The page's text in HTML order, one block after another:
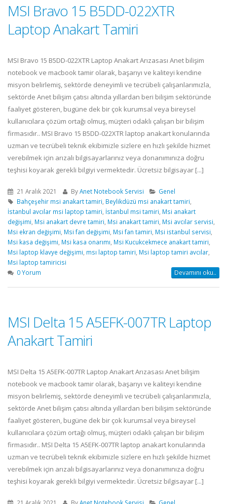
MSI Bravo 15 B5DD-022XTR
Laptop Anakart Tamiri
MSI Bravo 15 B5DD-022XTR Laptop Anakart Arızasası Anet bilişim
notebook ve macbook tamir olarak, başarıyı ve kaliteyi kendine
misyon belirlemiş, sektörde deneyimli ve tecrübeli çalışanlarımızla,
sektörde Anet bilişim çatısı altında yıllardan beri bilişim sektöründe
faaliyet gösteren, bugüne dek bir çok kurumsal veya bireysel
kullanıcılara çözüm ortağı olmuş, müşteri odaklı çalışan bir bilişim
firmasıdır.. MSI Bravo 15 B5DD-022XTR laptop anakart konularında
uzman ve tecrübeli teknik ekibimizle sizlere en hızlı şekilde hizmet
verebilmek için arızalı bilgisayarlarınız veya donanımınıza doğru
teşhisi koyarak gerekli bilgiyi vermektedir. Ücretsiz bilgisayar [...]
21 Aralık 2021 ByAnet Notebook Servisi
Genel
Bahçeşehir msi anakart tamiri Beylikdüzü msi anakart tamiri
İstanbul avcılar msi laptop tamiri İstanbul msi tamiri Msi anakart
değişimi Msi anakart devre tamiri Msi anakart tamiri Msi avcılar servisi
Msi ekran değişimi Msi fan değişimi Msi fan tamiri Msi istanbul servisi
Msi kasa değişimi Msi kasa onarımı Msi Kucukcekmece anakart tamiri
Msi laptop klavye değişimi msı laptop tamiri Msi laptop tamiri avcılar
Msi laptop tamiricisi
0 Yorum
Devamını oku..
MSI Delta 15 A5EFK-007TR Laptop
Anakart Tamiri
MSI Delta 15 A5EFK-007TR Laptop Anakart Arızasası Anet bilişim
notebook ve macbook tamir olarak, başarıyı ve kaliteyi kendine
misyon belirlemiş, sektörde deneyimli ve tecrübeli çalışanlarımızla,
sektörde Anet bilişim çatısı altında yıllardan beri bilişim sektöründe
faaliyet gösteren, bugüne dek bir çok kurumsal veya bireysel
kullanıcılara çözüm ortağı olmuş, müşteri odaklı çalışan bir bilişim
firmasıdır.. MSI Delta 15 A5EFK-007TR laptop anakart konularında
uzman ve tecrübeli teknik ekibimizle sizlere en hızlı şekilde hizmet
verebilmek için arızalı bilgisayarlarınız veya donanımınıza doğru
teşhisi koyarak gerekli bilgiyi vermektedir. Ücretsiz bilgisayar [...]
21 Aralık 2021 ByAnet Notebook Servisi Genel